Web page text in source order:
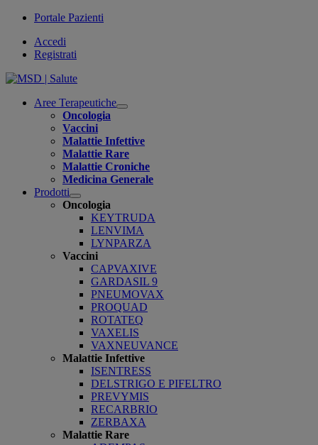
Portale Pazienti
Accedi
Registrati
Aree Terapeutiche
Open
Oncologia
Vaccini
Malattie Infettive
Malattie Rare
Malattie Croniche
Medicina Generale
Prodotti
Open
submenu
Oncologia
KEYTRUDA
LENVIMA
LYNPARZA
Vaccini
CAPVAXIVE
GARDASIL 9
PNEUMOVAX
PROQUAD
ROTATEQ
VAXELIS
VAXNEUVANCE
Malattie Infettive
ISENTRESS
DELSTRIGO E PIFELTRO
PREVYMIS
RECARBRIO
ZERBAXA
Malattie Rare